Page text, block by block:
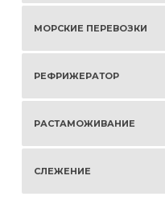
МОРСКИЕ ПЕРЕВОЗКИ
РЕФРИЖЕРАТОР
РАСТАМОЖИВАНИЕ
СЛЕЖЕНИЕ